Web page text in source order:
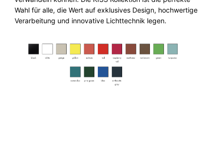
Wahl für alle, die Wert auf exklusives Design, hochwertige
Verarbeitung und innovative Lichttechnik legen.